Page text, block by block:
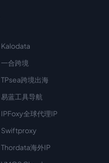
Kalodata
一合跨境
TPsea跨境出海
易蓝工具导航
IPFoxy全球代理IP
Swiftproxy
Thordata海外IP